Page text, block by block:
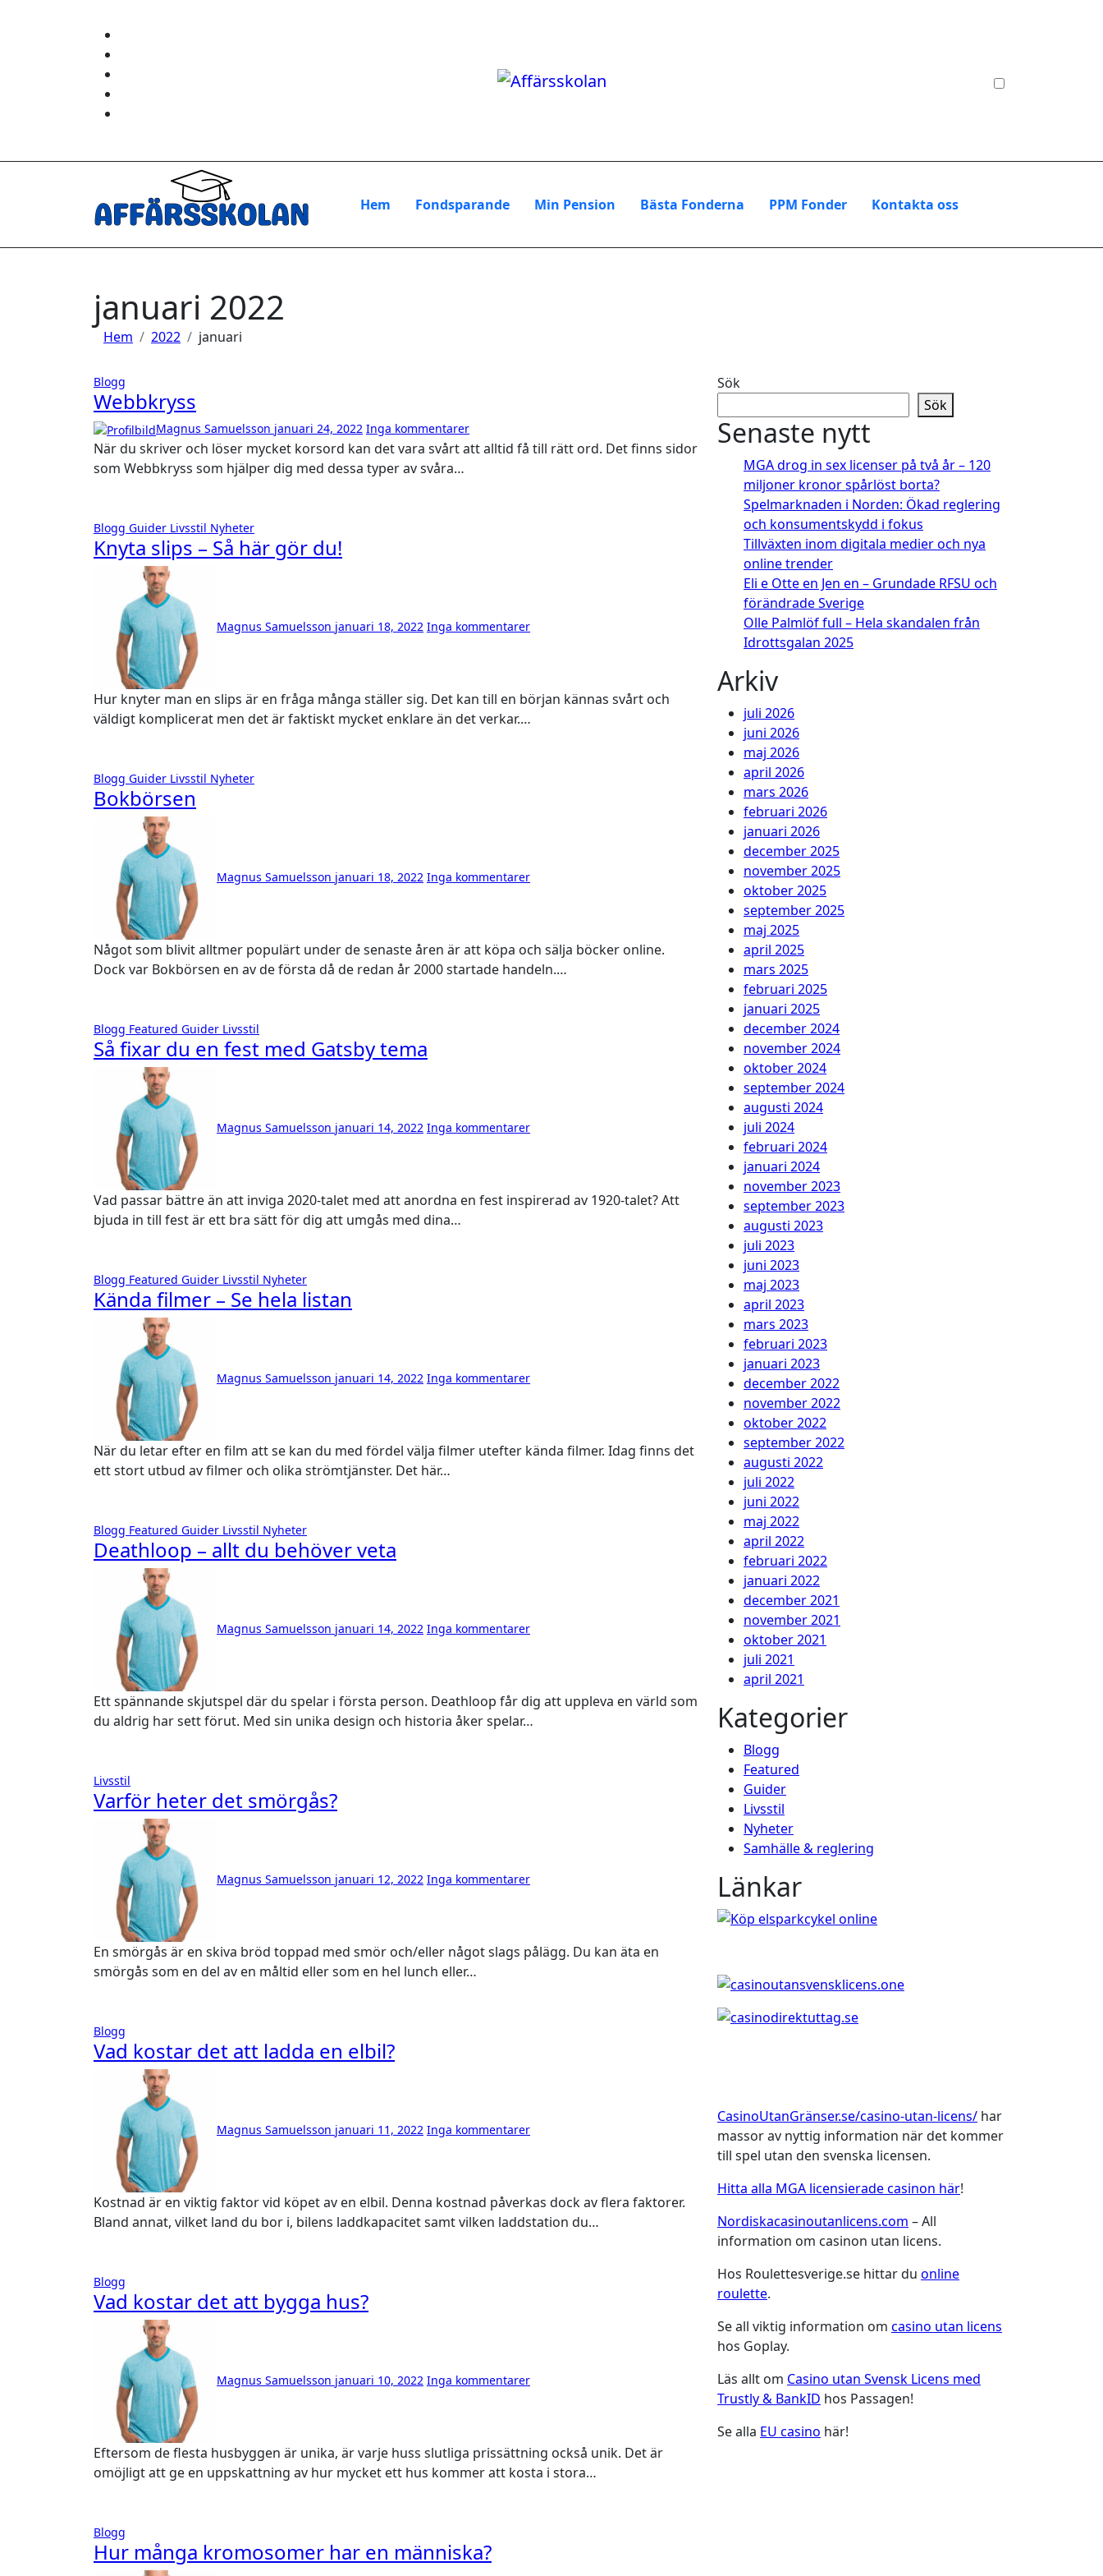
Hem Fondsparande Min Pension Bästa Fonderna PPM Fonder Kontakta oss
januari 2022
Hem 2022 januari
Blogg
Webbkryss
Magnus Samuelsson januari 24, 2022 Inga kommentarer
När du skriver och löser mycket korsord kan det vara svårt att alltid få till rätt ord. Det finns sidor
som Webbkryss som hjälper dig med dessa typer av svåra…
Blogg Guider Livsstil Nyheter
Knyta slips – Så här gör du!
Magnus Samuelsson januari 18, 2022 Inga kommentarer
Hur knyter man en slips är en fråga många ställer sig. Det kan till en början kännas svårt och
väldigt komplicerat men det är faktiskt mycket enklare än det verkar.…
Blogg Guider Livsstil Nyheter
Bokbörsen
Magnus Samuelsson januari 18, 2022 Inga kommentarer
Något som blivit alltmer populärt under de senaste åren är att köpa och sälja böcker online.
Dock var Bokbörsen en av de första då de redan år 2000 startade handeln.…
Blogg Featured Guider Livsstil
Så fixar du en fest med Gatsby tema
Magnus Samuelsson januari 14, 2022 Inga kommentarer
Vad passar bättre än att inviga 2020-talet med att anordna en fest inspirerad av 1920-talet? Att
bjuda in till fest är ett bra sätt för dig att umgås med dina…
Blogg Featured Guider Livsstil Nyheter
Kända filmer – Se hela listan
Magnus Samuelsson januari 14, 2022 Inga kommentarer
När du letar efter en film att se kan du med fördel välja filmer utefter kända filmer. Idag finns det
ett stort utbud av filmer och olika strömtjänster. Det här…
Blogg Featured Guider Livsstil Nyheter
Deathloop – allt du behöver veta
Magnus Samuelsson januari 14, 2022 Inga kommentarer
Ett spännande skjutspel där du spelar i första person. Deathloop får dig att uppleva en värld som
du aldrig har sett förut. Med sin unika design och historia åker spelar…
Livsstil
Varför heter det smörgås?
Magnus Samuelsson januari 12, 2022 Inga kommentarer
En smörgås är en skiva bröd toppad med smör och/eller något slags pålägg. Du kan äta en
smörgås som en del av en måltid eller som en hel lunch eller…
Blogg
Vad kostar det att ladda en elbil?
Magnus Samuelsson januari 11, 2022 Inga kommentarer
Kostnad är en viktig faktor vid köpet av en elbil. Denna kostnad påverkas dock av flera faktorer.
Bland annat, vilket land du bor i, bilens laddkapacitet samt vilken laddstation du…
Blogg
Vad kostar det att bygga hus?
Magnus Samuelsson januari 10, 2022 Inga kommentarer
Eftersom de flesta husbyggen är unika, är varje huss slutliga prissättning också unik. Det är
omöjligt att ge en uppskattning av hur mycket ett hus kommer att kosta i stora…
Blogg
Hur många kromosomer har en människa?
Sök
Sök
Senaste nytt
MGA drog in sex licenser på två år – 120
miljoner kronor spårlöst borta?
Spelmarknaden i Norden: Ökad reglering
och konsumentskydd i fokus
Tillväxten inom digitala medier och nya
online trender
Eli e Otte en Jen en – Grundade RFSU och
förändrade Sverige
Olle Palmlöf full – Hela skandalen från
Idrottsgalan 2025
Arkiv
juli 2026
juni 2026
maj 2026
april 2026
mars 2026
februari 2026
januari 2026
december 2025
november 2025
oktober 2025
september 2025
maj 2025
april 2025
mars 2025
februari 2025
januari 2025
december 2024
november 2024
oktober 2024
september 2024
augusti 2024
juli 2024
februari 2024
januari 2024
november 2023
september 2023
augusti 2023
juli 2023
juni 2023
maj 2023
april 2023
mars 2023
februari 2023
januari 2023
december 2022
november 2022
oktober 2022
september 2022
augusti 2022
juli 2022
juni 2022
maj 2022
april 2022
februari 2022
januari 2022
december 2021
november 2021
oktober 2021
juli 2021
april 2021
Kategorier
Blogg
Featured
Guider
Livsstil
Nyheter
Samhälle & reglering
Länkar
CasinoUtanGränser.se/casino-utan-licens/ har
massor av nyttig information när det kommer
till spel utan den svenska licensen.
Hitta alla MGA licensierade casinon här!
Nordiskacasinoutanlicens.com – All
information om casinon utan licens.
Hos Roulettesverige.se hittar du online
roulette.
Se all viktig information om casino utan licens
hos Goplay.
Läs allt om Casino utan Svensk Licens med
Trustly & BankID hos Passagen!
Se alla EU casino här!